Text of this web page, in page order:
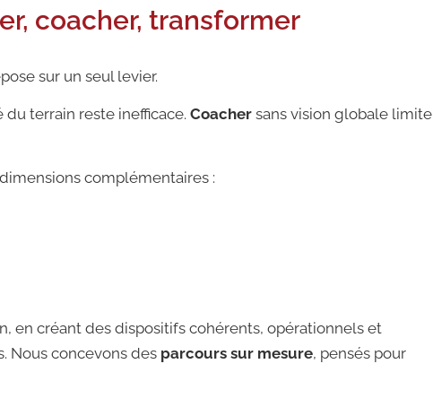
coacher, transformer
sur un seul levier.
du terrain reste inefficace. Coacher sans vision globale limite
complémentaires :
en créant des dispositifs cohérents, opérationnels et
Nous concevons des parcours sur mesure, pensés pour